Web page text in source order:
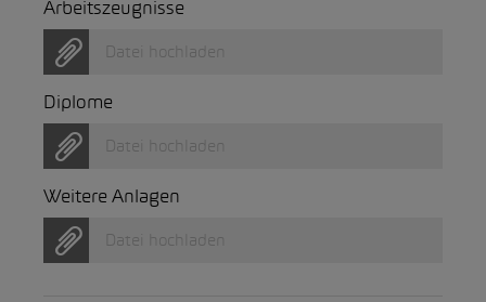
Arbeitszeugnisse
Datei hochladen
Diplome
Datei hochladen
Weitere Anlagen
Datei hochladen